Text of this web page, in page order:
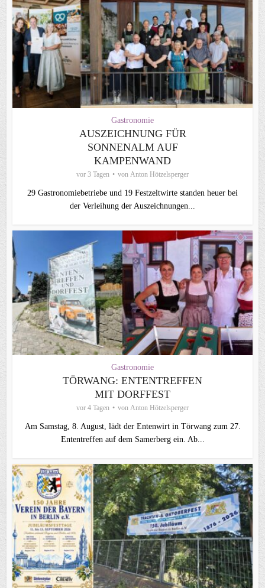
Gastronomie
AUSZEICHNUNG FÜR
SONNENALM AUF
KAMPENWAND
vor 3 Tagen von Anton Hötzelsperger
29 Gastronomiebetriebe und 19 Festzeltwirte standen heuer bei
der Verleihung der Auszeichnungen...
Gastronomie
TÖRWANG: ENTENTREFFEN
MIT DORFFEST
vor 4 Tagen von Anton Hötzelsperger
Am Samstag, 8. August, lädt der Entenwirt in Törwang zum 27.
Ententreffen auf dem Samerberg ein. Ab...